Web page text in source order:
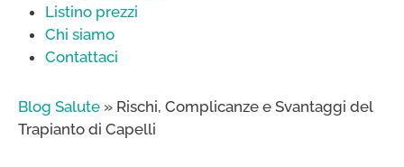
Listino prezzi
Chi siamo
Contattaci
Blog Salute » Rischi, Complicanze e Svantaggi del
Trapianto di Capelli